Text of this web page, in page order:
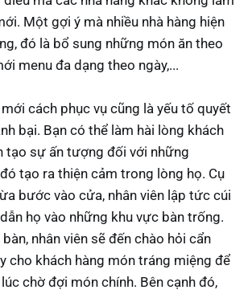
Một gợi ý mà nhiều nhà hàng hiện
đó là bổ sung những món ăn theo
menu đa dạng theo ngày,...
cách phục vụ cũng là yếu tố quyết
bại. Bạn có thể làm hài lòng khách
tạo sự ấn tượng đối với những
tạo ra thiện cảm trong lòng họ. Cụ
bước vào cửa, nhân viên lập tức cúi
họ vào những khu vực bàn trống.
nhân viên sẽ đến chào hỏi cẩn
cho khách hàng món tráng miệng để
chờ đợi món chính. Bên cạnh đó,